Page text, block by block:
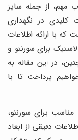
مهم، از جمله سایز
کلیدی در نگهداری
با ارائه اطلاعات
برای سورنتو و
در این مقاله به
پرداخت تا با
برای سورنتو،
دقیقی از ابعاد